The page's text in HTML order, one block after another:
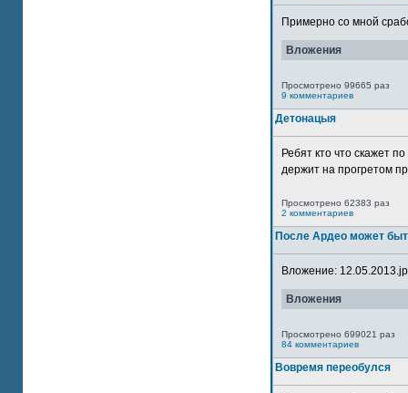
Примерно со мной
Вложения
Просмотрено 99665 раз
9 комментариев
Детонацыя
Ребят кто что скажет
держит на прогретом
Просмотрено 62383 раз
2 комментариев
После Ардео может
Вложение:
Вложения
Просмотрено 699021 раз
84 комментариев
Вовремя переобулся